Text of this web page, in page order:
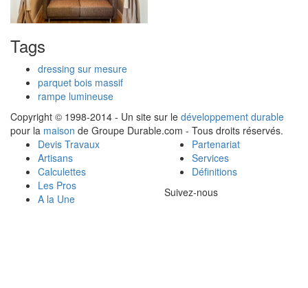
Tags
dressing sur mesure
parquet bois massif
rampe lumineuse
Copyright © 1998-2014 - Un site sur le développement durable
pour la maison de Groupe Durable.com - Tous droits réservés.
Devis Travaux
Artisans
Calculettes
Les Pros
A la Une
Partenariat
Services
Définitions
Suivez-nous